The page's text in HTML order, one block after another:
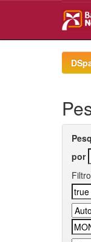
por